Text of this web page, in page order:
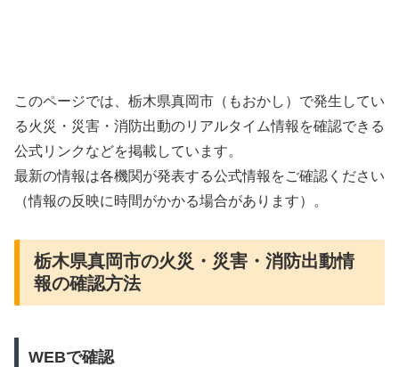
このページでは、栃木県真岡市（もおかし）で発生してい
る火災・災害・消防出動のリアルタイム情報を確認できる
公式リンクなどを掲載しています。
最新の情報は各機関が発表する公式情報をご確認ください
（情報の反映に時間がかかる場合があります）。
栃木県真岡市の火災・災害・消防出動情
報の確認方法
WEBで確認